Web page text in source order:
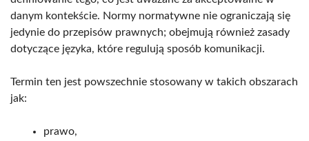
danym kontekście. Normy normatywne nie ograniczają się
jedynie do przepisów prawnych; obejmują również zasady
dotyczące języka, które regulują sposób komunikacji.
Termin ten jest powszechnie stosowany w takich obszarach
jak:
prawo,